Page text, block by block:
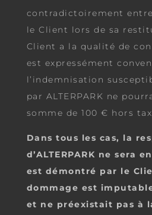
contradictoirement entre
le Client lors de sa
Client a la qualité de
est expressément
l’indemnisation
par ALTERPARK ne
somme de 100 € hors
Dans tous les cas, la
d’ALTERPARK ne sera
est démontré par le
dommage est imputable
et ne préexistait pas à